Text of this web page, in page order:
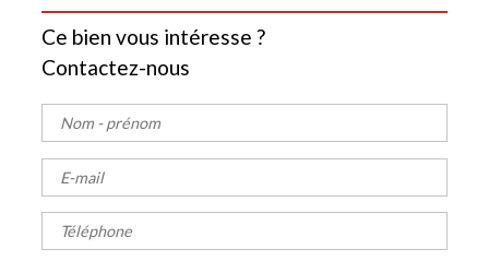
Ce bien vous intéresse ?
Contactez-nous